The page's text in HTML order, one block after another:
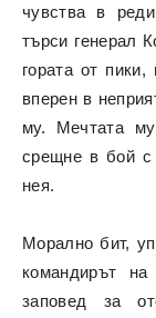
чувства в
търси генерал
гората от
вперен в
му. Мечтата
срещне в бой с
нея.
Морално бит,
командирът на
заповед за